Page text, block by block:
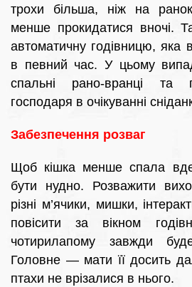
трохи більша, ніж на
менше прокидатися вночі.
автоматичну годівницю, яка
в певний час. У цьому
спальні рано-вранці та
господаря в очікуванні
Забезпечення розваг
Щоб кішка менше спала
бути нудно. Розважити
різні м’ячики, мишки,
повісити за вікном
чотирилапому завжди
Головне — мати її досить
птахи не врізалися в нього.